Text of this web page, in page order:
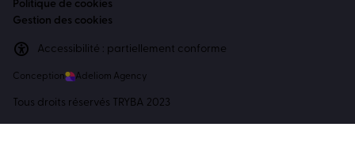
Politique de cookies
Gestion des cookies
Accessibilité : partiellement conforme
Conception Adeliom Agency
Tous droits réservés TRYBA 2023